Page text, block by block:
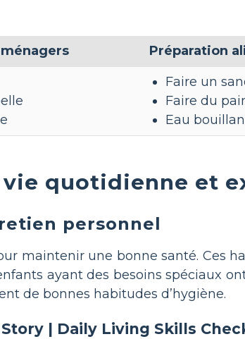
Préparation
Faire un
Faire du
Eau
quotidienne et
personnel
maintenir une bonne santé. Ces
ayant des besoins spéciaux
de bonnes habitudes d’hygiène.